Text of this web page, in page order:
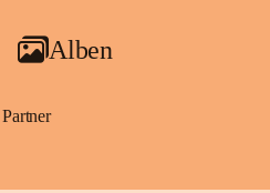
Alben
Partner